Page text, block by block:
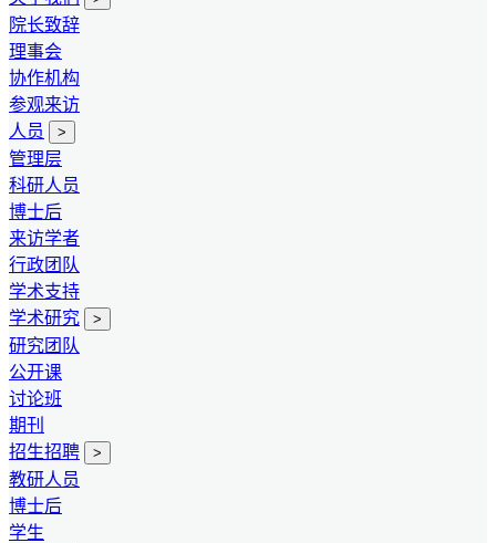
院长致辞
理事会
协作机构
参观来访
人员
>
管理层
科研人员
博士后
来访学者
行政团队
学术支持
学术研究
>
研究团队
公开课
讨论班
期刊
招生招聘
>
教研人员
博士后
学生